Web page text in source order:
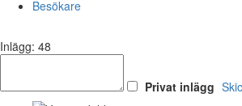
Besökare
Inlägg: 48
Privat inlägg